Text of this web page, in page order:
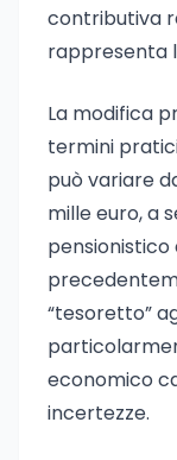
contributiva
rappresenta
La modifica
termini
può variare
mille euro, a
pensionistico
“tesoretto”
economico
incertezze.